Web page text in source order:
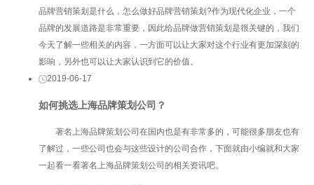
品牌营销策划是什么，怎么做好品牌营销策划?作为现代化企业，一个
品牌的发展道路是非常重要，因此给品牌做营销策划是很关键的，我们
今天了解一些相关的内容，一方面可以让大家对这个行业有更加深刻的
影响，另外也可以让大家认识到它的价值。
2019-06-17
如何挑选上海品牌策划公司​？
著名上海品牌策划公司在国内也是有非常多的，可能很多朋友也有
了解过，一些公司也会与这些设计的公司合作，下面就由小编就和大家
一起看一看著名上海品牌策划公司的相关资讯吧。